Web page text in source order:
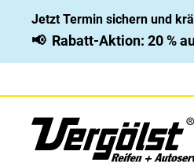
Jetzt Termin sichern und
📢 Rabatt-Aktion: 20 %